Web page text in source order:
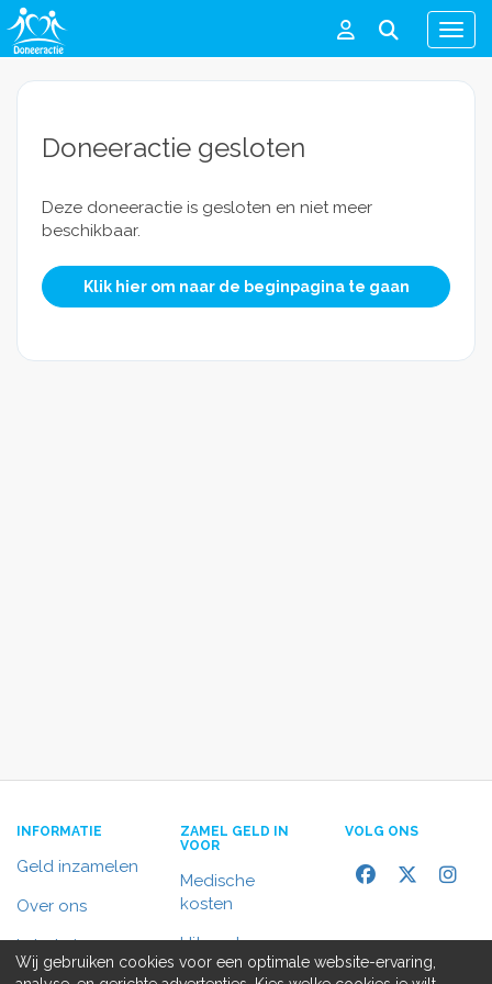
Menu
Doneeractie gesloten
Deze doneeractie is gesloten en niet meer
beschikbaar.
Klik hier om naar de beginpagina te gaan
INFORMATIE
Geld inzamelen
Over ons
In het nieuws
ZAMEL GELD IN
VOOR
Medische
kosten
Uitvaart
VOLG ONS
Wij gebruiken cookies voor een optimale website-ervaring,